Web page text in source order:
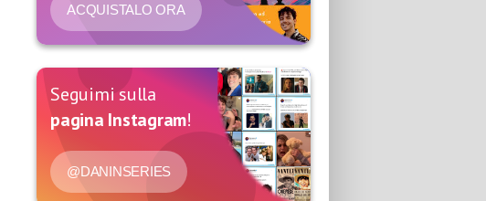
ACQUISTALO ORA
Seguimi sulla
pagina Instagram!
@DANINSERIES